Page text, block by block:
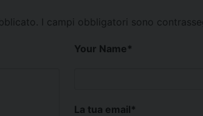
I campi obbligatori sono
Your Name*
La tua email*